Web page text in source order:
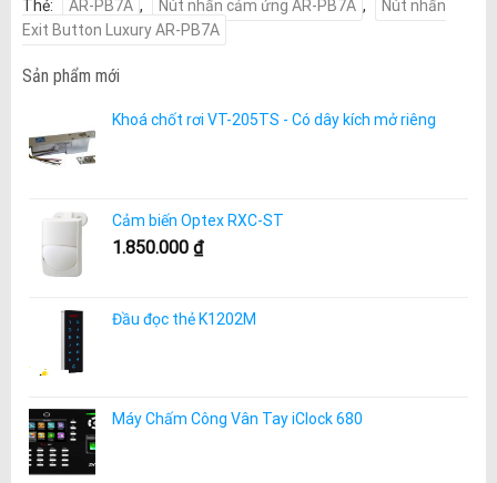
Thẻ: AR-PB7A , Nút nhấn cảm ứng AR-PB7A ,
Nút nhấn
Exit Button Luxury AR-PB7A
Sản phẩm mới
Khoá chốt rơi VT-205TS - Có dây kích mở riêng
Cảm biến Optex RXC-ST
1.850.000 ₫
Đầu đọc thẻ K1202M
Máy Chấm Công Vân Tay iClock 680